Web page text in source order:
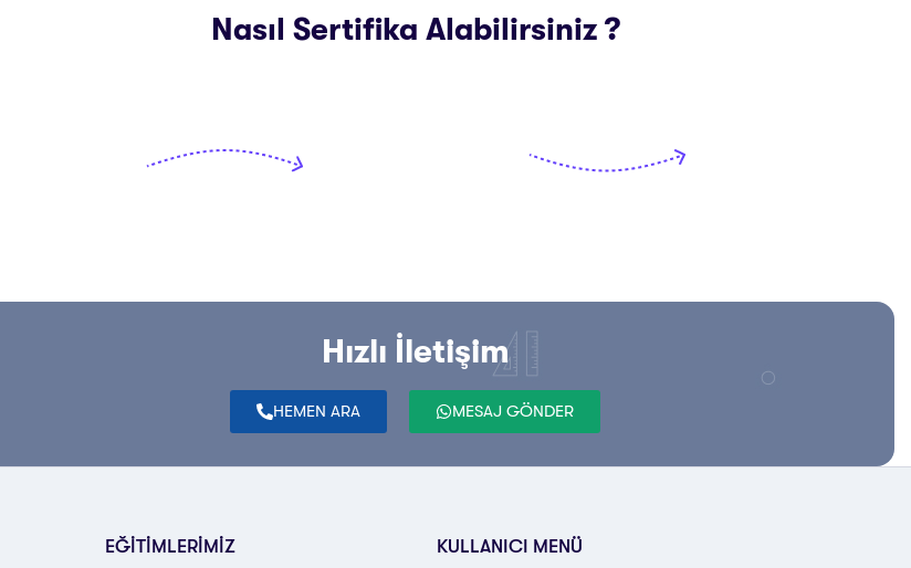
Nasıl Sertifika Alabilirsiniz ?
Hızlı İletişim
HEMEN ARA MESAJ GÖNDER
EĞİTİMLERİMİZ KULLANICI MENÜ